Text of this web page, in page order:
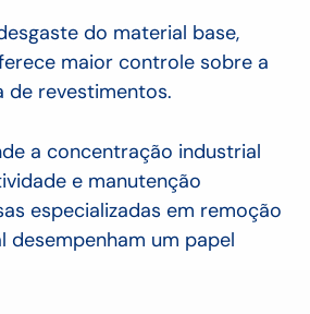
do material base,
maior controle sobre a
de revestimentos.
a concentração industrial
e manutenção
especializadas em remoção
desempenham um papel